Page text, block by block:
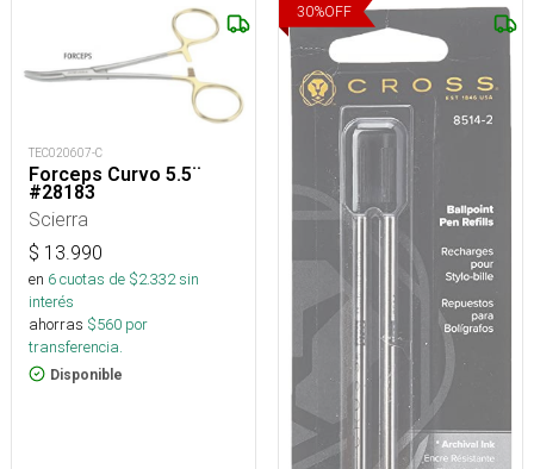
TEC020607-C
Forceps Curvo 5.5¨
#28183
Scierra
$ 13.990
en 6cuotas de $2.332sin
interés
ahorras $560 por
transferencia.
Disponible
30%OFF